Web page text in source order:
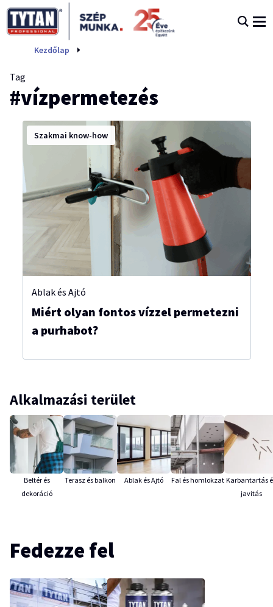
Kezdőlap
Tag
#vízpermetezés
Szakmai know-how
Ablak és Ajtó
Miért olyan fontos vízzel permetezni
a purhabot?
Alkalmazási terület
Beltér és
dekoráció
Terasz és balkon Ablak és Ajtó Fal és homlokzat Karbantartás
javitás
Fedezze fel